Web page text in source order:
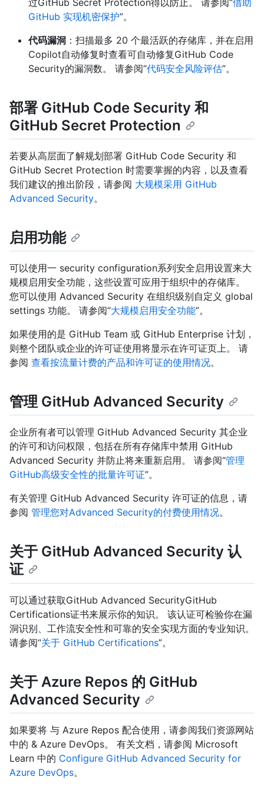
GitHub 实现机密保护”。
代码漏洞 ：扫描最多 20 个最活跃的存储库，并在启用
Copilot自动修复时查看可自动修复GitHub Code
Security的漏洞数。 请参阅“代码安全风险评估”。
部署 GitHub Code Security 和
GitHub Secret Protection
若要从高层面了解规划部署 GitHub Code Security 和
GitHub Secret Protection 时需要掌握的内容，以及查看
我们建议的推出阶段，请参阅 大规模采用 GitHub
Advanced Security。
启用功能
可以使用一 security configuration系列安全启用设置来大
规模启用安全功能，这些设置可应用于组织中的存储库。
您可以使用 Advanced Security 在组织级别自定义 global
settings 功能。 请参阅“大规模启用安全功能”。
如果使用的是 GitHub Team 或 GitHub Enterprise 计划，
则整个团队或企业的许可证使用将显示在许可证页上。 请
参阅 查看按流量计费的产品和许可证的使用情况。
管理 GitHub Advanced Security
企业所有者可以管理 GitHub Advanced Security 其企业
的许可和访问权限，包括在所有存储库中禁用 GitHub
Advanced Security 并防止将来重新启用。 请参阅“管理
GitHub高级安全性的批量许可证”。
有关管理 GitHub Advanced Security 许可证的信息，请
参阅 管理您对Advanced Security的付费使用情况。
关于 GitHub Advanced Security 认
证
可以通过获取GitHub Advanced SecurityGitHub
Certifications证书来展示你的知识。 该认证可检验你在漏
洞识别、工作流安全性和可靠的安全实现方面的专业知识。
请参阅“关于 GitHub Certifications”。
关于 Azure Repos 的 GitHub
Advanced Security
如果要将 与 Azure Repos 配合使用，请参阅我们资源网站
中的 & Azure DevOps。 有关文档，请参阅 Microsoft
Learn 中的 Configure GitHub Advanced Security for
Azure DevOps。